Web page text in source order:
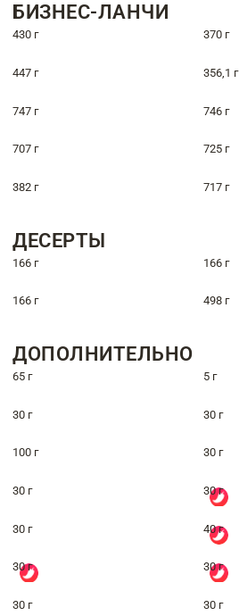
БИЗНЕС-ЛАНЧИ
430 г 370 г
447 г 356,1 г
747 г 746 г
707 г 725 г
382 г 717 г
ДЕСЕРТЫ
166 г 166 г
166 г 498 г
ДОПОЛНИТЕЛЬНО
65 г 5 г
30 г 30 г
100 г 30 г
30 г 30 г
30 г 40 г
30 г 30 г
30 г 30 г